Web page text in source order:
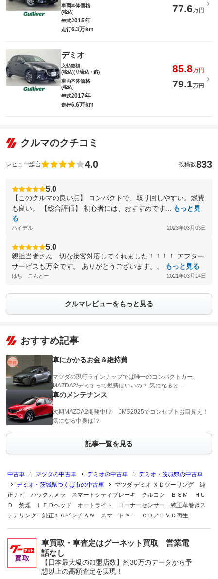
車両本体価格
(税込)
77.6万円
年式2015年
走行6.3万km
デミオ
支払総額
(税込)(リ済込・追)
85.8万円
車両本体価格
(税込)
79.1万円
年式2017年
走行6.6万km
クルマのクチコミ
レビュー総合 4.0 投稿数833
5.0
【このクルマの良い点】 コンパクトで、取り回しやすい。燃費
も良い。 【総合評価】 初心者には、おすすめです...
もっと見
る
ハイデル 2023年03月03日
5.0
親担当者さん、切な接客対応してくれました！！！！ アフター
サービスも万全です。 ありがとうございます。。
もっと見る
はち こんどー 2021年03月14日
クルマレビューをもっと見る
おすすめ記事
車にかかるお金＆維持費
マツダの現行ラインナップでは唯一のコンパクトカー、
MAZDA2/デミオって燃費はいいの？ 気になると…
車のメンテナンス
次期MAZDA2開発中!？ JMS2025でコンセプトお目見え！
気になる中身は!？
記事一覧を見る
中古車 マツダの中古車 デミオの中古車
デミオ・茨城県の中古車
デミオ・茨城県つくば市の中古車
マツダ デミオ ＸＤツーリング 純
正ナビ バックカメラ スマートシティブレーキ クルコン ＢＳＭ ＨＵ
Ｄ 禁煙 ＬＥＤヘッド オートライト コーナーセンサー 純正革巻きス
テアリング 純正１６インチＡＷ スマートキー ＣＤ／ＤＶＤ再生
車買取・車査定はグーネット買取 営業電
話なし
【日本最大級の加盟店数】約30万のデータから予
想以上の高額査定を実現！